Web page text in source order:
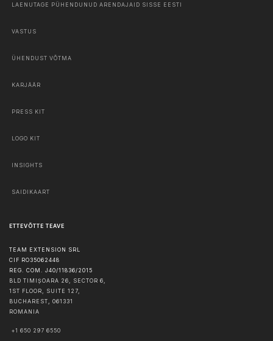
LAENUTAGE PÜHENDUNUD ARENDAJAID SISSE EESTI
VASTUS
ÜHENDUST VÕTMA
KARJÄÄR
PRESS KIT
LOGO KIT
INSIGHTS
SAIDIKAART
ETTEVÕTTE TEAVE
TEAM EXTENSION SRL
CIF RO35062448
REG. COM. J40/11836/2015
BLD TIMIȘOARA 26, SECTOR 6,
1ST FLOOR, SUITE 127,
BUCHAREST, 061331
ROMANIA
+1 650 297 6550